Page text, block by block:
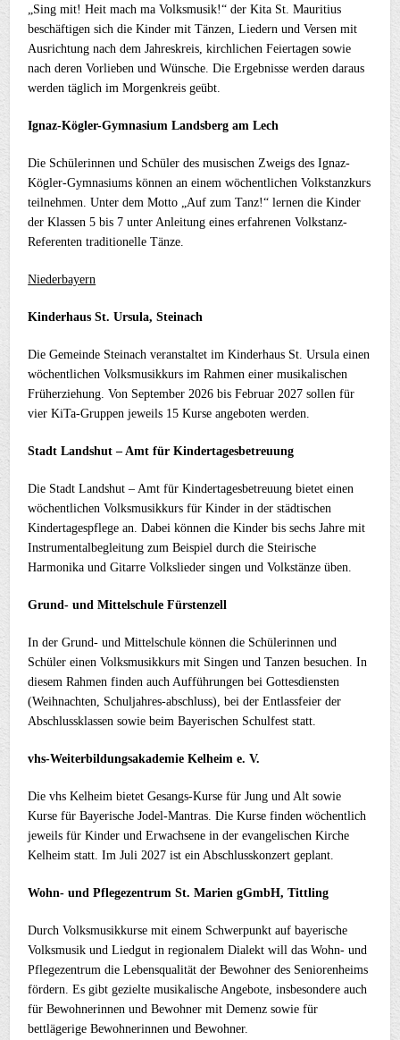
„Sing mit! Heit mach ma Volksmusik!“ der Kita St. Mauritius
beschäftigen sich die Kinder mit Tänzen, Liedern und Versen mit
Ausrichtung nach dem Jahreskreis, kirchlichen Feiertagen sowie
nach deren Vorlieben und Wünsche. Die Ergebnisse werden daraus
werden täglich im Morgenkreis geübt.
Ignaz-Kögler-Gymnasium Landsberg am Lech
Die Schülerinnen und Schüler des musischen Zweigs des Ignaz-
Kögler-Gymnasiums können an einem wöchentlichen Volkstanzkurs
teilnehmen. Unter dem Motto „Auf zum Tanz!“ lernen die Kinder
der Klassen 5 bis 7 unter Anleitung eines erfahrenen Volkstanz-
Referenten traditionelle Tänze.
Niederbayern
Kinderhaus St. Ursula, Steinach
Die Gemeinde Steinach veranstaltet im Kinderhaus St. Ursula einen
wöchentlichen Volksmusikkurs im Rahmen einer musikalischen
Früherziehung. Von September 2026 bis Februar 2027 sollen für
vier KiTa-Gruppen jeweils 15 Kurse angeboten werden.
Stadt Landshut – Amt für Kindertagesbetreuung
Die Stadt Landshut – Amt für Kindertagesbetreuung bietet einen
wöchentlichen Volksmusikkurs für Kinder in der städtischen
Kindertagespflege an. Dabei können die Kinder bis sechs Jahre mit
Instrumentalbegleitung zum Beispiel durch die Steirische
Harmonika und Gitarre Volkslieder singen und Volkstänze üben.
Grund- und Mittelschule Fürstenzell
In der Grund- und Mittelschule können die Schülerinnen und
Schüler einen Volksmusikkurs mit Singen und Tanzen besuchen. In
diesem Rahmen finden auch Aufführungen bei Gottesdiensten
(Weihnachten, Schuljahres-abschluss), bei der Entlassfeier der
Abschlussklassen sowie beim Bayerischen Schulfest statt.
vhs-Weiterbildungsakademie Kelheim e. V.
Die vhs Kelheim bietet Gesangs-Kurse für Jung und Alt sowie
Kurse für Bayerische Jodel-Mantras. Die Kurse finden wöchentlich
jeweils für Kinder und Erwachsene in der evangelischen Kirche
Kelheim statt. Im Juli 2027 ist ein Abschlusskonzert geplant.
Wohn- und Pflegezentrum St. Marien gGmbH, Tittling
Durch Volksmusikkurse mit einem Schwerpunkt auf bayerische
Volksmusik und Liedgut in regionalem Dialekt will das Wohn- und
Pflegezentrum die Lebensqualität der Bewohner des Seniorenheims
fördern. Es gibt gezielte musikalische Angebote, insbesondere auch
für Bewohnerinnen und Bewohner mit Demenz sowie für
bettlägerige Bewohnerinnen und Bewohner.